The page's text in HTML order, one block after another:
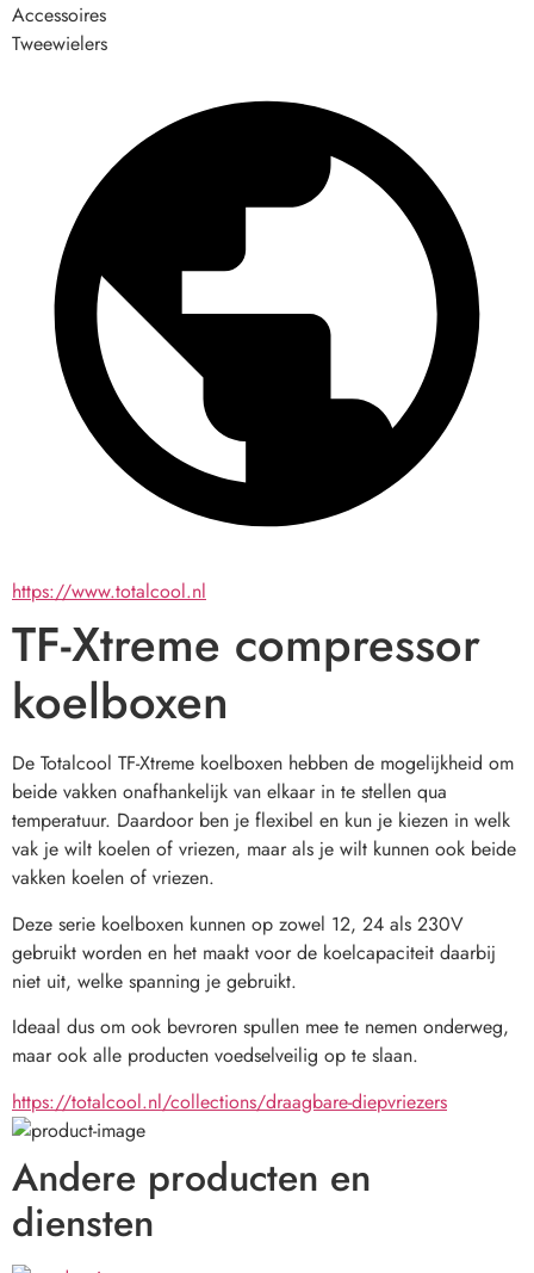
Accessoires
Tweewielers
https://www.totalcool.nl
TF-Xtreme compressor
koelboxen
De Totalcool TF-Xtreme koelboxen hebben de mogelijkheid om
beide vakken onafhankelijk van elkaar in te stellen qua
temperatuur. Daardoor ben je flexibel en kun je kiezen in welk
vak je wilt koelen of vriezen, maar als je wilt kunnen ook beide
vakken koelen of vriezen.
Deze serie koelboxen kunnen op zowel 12, 24 als 230V
gebruikt worden en het maakt voor de koelcapaciteit daarbij
niet uit, welke spanning je gebruikt.
Ideaal dus om ook bevroren spullen mee te nemen onderweg,
maar ook alle producten voedselveilig op te slaan.
https://totalcool.nl/collections/draagbare-diepvriezers
Andere producten en
diensten